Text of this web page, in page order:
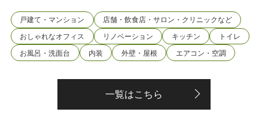
戸建て・マンション
店舗・飲食店・サロン・クリニックなど
おしゃれなオフィス
リノベーション キッチン
トイレ
お風呂・洗面台
内装 外壁・屋根 エアコン・空調
一覧はこちら